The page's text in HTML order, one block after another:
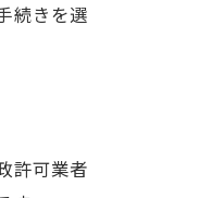
続きを選
許可業者